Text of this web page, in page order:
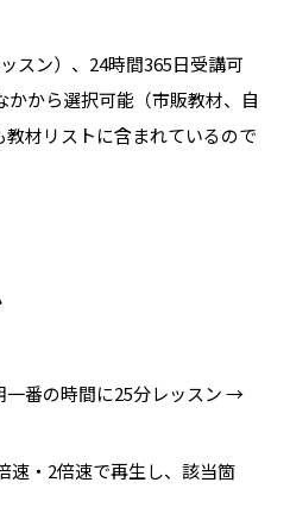
スン）、24時間365日受講可
から選択可能（市販教材、自
材リストに含まれているので
一番の時間に25分レッスン →
速・2倍速で再生し、該当箇